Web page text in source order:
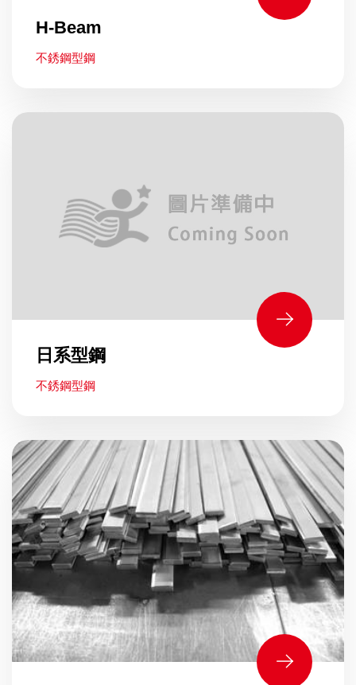
H-Beam
不銹鋼型鋼
日系型鋼
不銹鋼型鋼